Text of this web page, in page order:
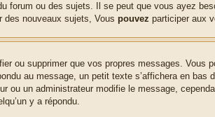
forum ou des sujets. Il se peut que vous ayez
des nouveaux sujets, Vous pouvez participer aux
ou supprimer que vos propres messages.
au message, un petit texte s’affichera en
ou un administrateur modifie le message,
y a répondu.